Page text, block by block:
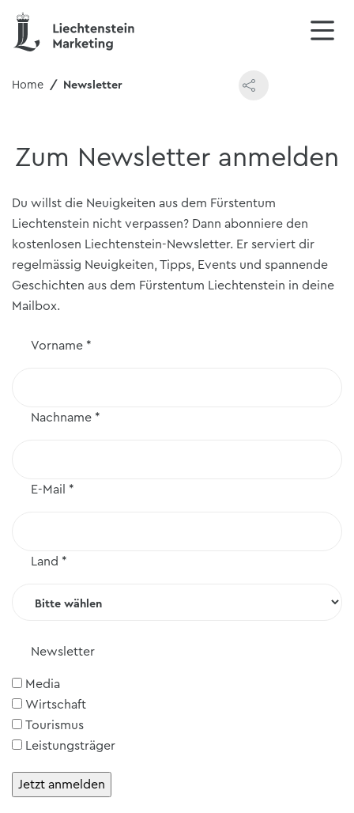
Home Newsletter
Zum Newsletter anmelden
Du willst die Neuigkeiten aus dem Fürstentum
Liechtenstein nicht verpassen? Dann abonniere den
kostenlosen Liechtenstein-Newsletter. Er serviert dir
regelmässig Neuigkeiten, Tipps, Events und spannende
Geschichten aus dem Fürstentum Liechtenstein in deine
Mailbox.
Vorname *
Nachname *
E-Mail *
Land *
Newsletter
Media
Wirtschaft
Tourismus
Leistungsträger